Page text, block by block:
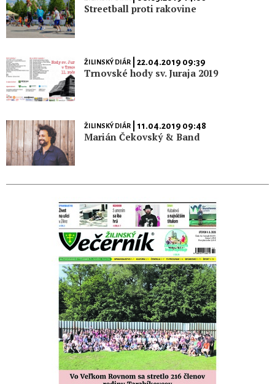
Streetball proti rakovine
ŽILINSKÝ DIÁR| 22.04.2019 09:39
Trnovské hody sv. Juraja 2019
ŽILINSKÝ DIÁR| 11.04.2019 09:48
Marián Čekovský & Band